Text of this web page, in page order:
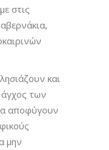
στις
και
άγχος των
αποφύγουν
μην